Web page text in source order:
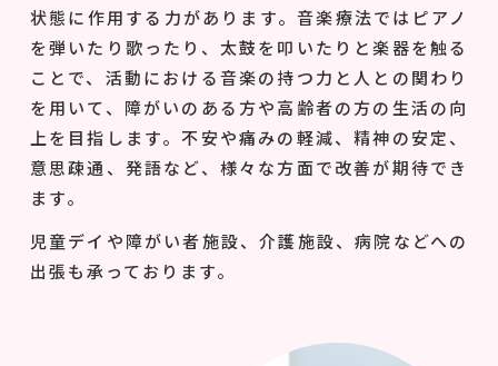
状態に作用する力があります。音楽療法ではピアノ
を弾いたり歌ったり、太鼓を叩いたりと楽器を触る
ことで、活動における音楽の持つ力と人との関わり
を用いて、障がいのある方や高齢者の方の生活の向
上を目指します。不安や痛みの軽減、精神の安定、
意思疎通、発語など、様々な方面で改善が期待でき
ます。
児童デイや障がい者施設、介護施設、病院などへの
出張も承っております。